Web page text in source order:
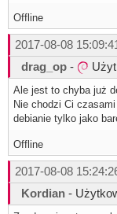
Offline
2017-08-08
drag_op -
Ale jest to chyba już
Nie chodzi Ci
debianie tylko jako
Offline
2017-08-08
Kordian -